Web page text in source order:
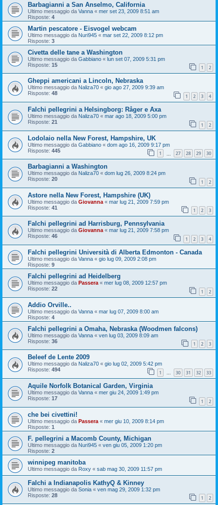
Barbagianni a San Anselmo, California
Ultimo messaggio da Vanna « mer set 23, 2009 8:51 am
Risposte: 4
Martin pescatore - Eisvogel webcam
Ultimo messaggio da Nuri945 « mar set 22, 2009 8:12 pm
Risposte: 3
Civetta delle tane a Washington
Ultimo messaggio da Gabbiano « lun set 07, 2009 5:31 pm
Risposte: 15 1 2
Gheppi americani a Lincoln, Nebraska
Ultimo messaggio da Naliza70 « gio ago 27, 2009 9:39 am
Risposte: 48 1 2 3 4
Falchi pellegrini a Helsingborg: Råger e Axa
Ultimo messaggio da Naliza70 « mar ago 18, 2009 5:00 pm
Risposte: 21 1 2
Lodolaio nella New Forest, Hampshire, UK
Ultimo messaggio da Gabbiano « dom ago 16, 2009 9:17 pm
Risposte: 445 1 27 28 29 30
Barbagianni a Washington
Ultimo messaggio da Naliza70 « dom lug 26, 2009 8:24 pm
Risposte: 20 1 2
Astore nella New Forest, Hampshire (UK)
Ultimo messaggio da Giovanna « mar lug 21, 2009 7:59 pm
Risposte: 41 1 2 3
Falchi pellegrini ad Harrisburg, Pennsylvania
Ultimo messaggio da Giovanna« mar lug 21, 2009 7:58 pm
Risposte: 46 1 2 3 4
Falchi pellegrini Università di Alberta Edmonton - Canada
Ultimo messaggio da Vanna « gio lug 09, 2009 2:08 pm
Risposte: 9
Falchi pellegrini ad Heidelberg
Ultimo messaggio da Passera « mer lug 08, 2009 12:57 pm
Risposte: 22 1 2
Addio Orville..
Ultimo messaggio da Vanna « mar lug 07, 2009 8:00 am
Risposte: 4
Falchi pellegrini a Omaha, Nebraska (Woodmen falcons)
Ultimo messaggio da Vanna « ven lug 03, 2009 8:09 am
Risposte: 36 1 2 3
Beleef de Lente 2009
Ultimo messaggio da Naliza70 « gio lug 02, 2009 5:42 pm
Risposte: 494 1 … 30 31 32 33
Aquile Norfolk Botanical Garden, Virginia
Ultimo messaggio da Vanna « mer giu 24, 2009 1:49 pm
Risposte: 17 1 2
che bei civettini!
Ultimo messaggio da Passera « mer giu 10, 2009 8:14 pm
Risposte: 1
F. pellegrini a Macomb County, Michigan
Ultimo messaggio da Nuri945 « ven giu 05, 2009 1:20 pm
Risposte: 2
winnipeg manitoba
Ultimo messaggio da Roxy « sab mag 30, 2009 11:57 pm
Falchi a Indianapolis KathyQ & Kinney
Ultimo messaggio da Sonia « ven mag 29, 2009 1:32 pm
Risposte: 28 1 2